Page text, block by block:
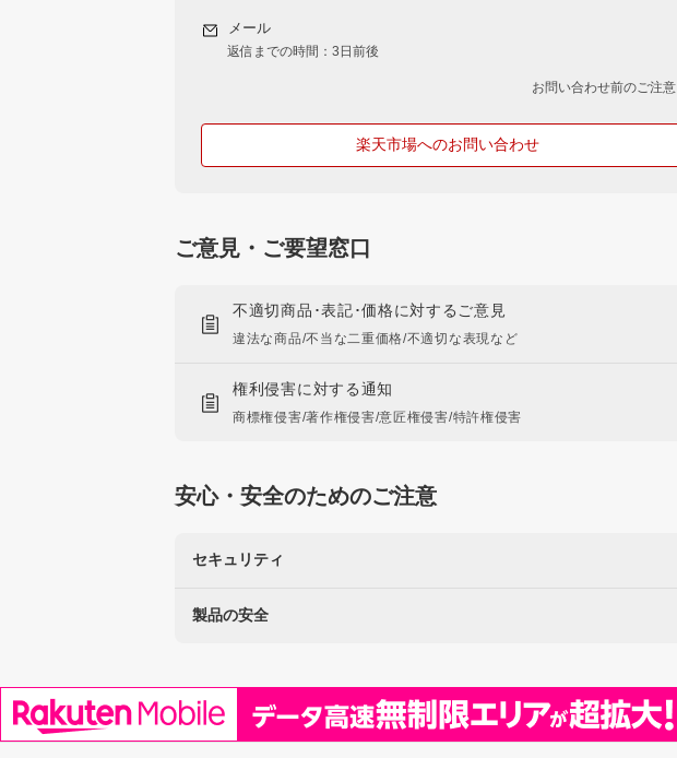
メール
返信までの時間：3日前後
お問い合わせ前のご注意
楽天市場へのお問い合わせ
ご意見・ご要望窓口
不適切商品･表記･価格に対するご意見
違法な商品/不当な二重価格/不適切な表現など
権利侵害に対する通知
商標権侵害/著作権侵害/意匠権侵害/特許権侵害
安心・安全のためのご注意
セキュリティ
楽天を装った不正にご注意ください
製品の安全
リコール製品に関する情報